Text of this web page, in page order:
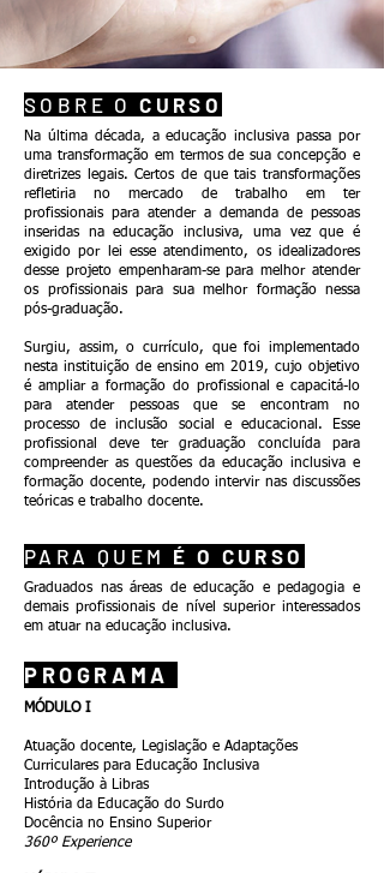
SOBRE O CURSO
Na última década, a educação inclusiva passa por
uma transformação em termos de sua concepção e
diretrizes legais. Certos de que tais transformações
refletiria no mercado de trabalho em ter
profissionais para atender a demanda de pessoas
inseridas na educação inclusiva, uma vez que é
exigido por lei esse atendimento, os idealizadores
desse projeto empenharam-se para melhor atender
os profissionais para sua melhor formação nessa
pós-graduação.
Surgiu, assim, o currículo, que foi implementado
nesta instituição de ensino em 2019, cujo objetivo
é ampliar a formação do profissional e capacitá-lo
para atender pessoas que se encontram no
processo de inclusão social e educacional. Esse
profissional deve ter graduação concluída para
compreender as questões da educação inclusiva e
formação docente, podendo intervir nas discussões
teóricas e trabalho docente.
PARA QUEM É O CURSO
Graduados nas áreas de educação e pedagogia e
demais profissionais de nível superior interessados
em atuar na educação inclusiva.
PROGRAMA
MÓDULO I
Atuação docente, Legislação e Adaptações
Curriculares para Educação Inclusiva
Introdução à Libras
História da Educação do Surdo
Docência no Ensino Superior
360º Experience